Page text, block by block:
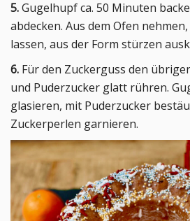
5.Gugelhupf ca. 50 Minuten
abdecken. Aus dem Ofen
lassen, aus der Form stürzen
6. Für den Zuckerguss den
und Puderzucker glatt rühren.
glasieren, mit Puderzucker
Zuckerperlen garnieren.